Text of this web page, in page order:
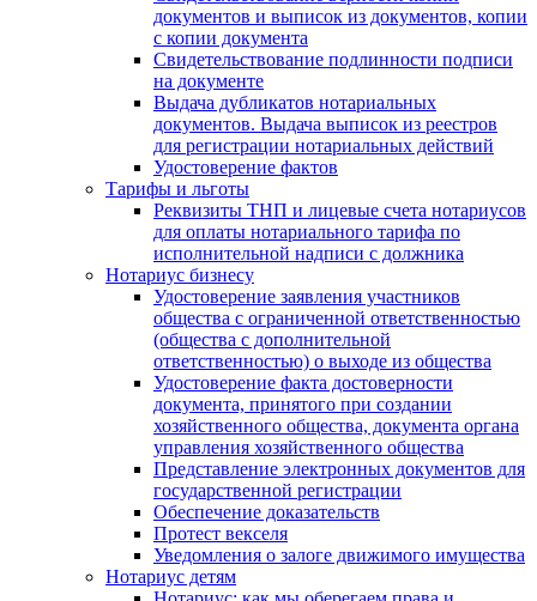
документов и выписок из документов, копии
с копии документа
Свидетельствование подлинности подписи
на документе
Выдача дубликатов нотариальных
документов. Выдача выписок из реестров
для регистрации нотариальных действий
Удостоверение фактов
Тарифы и льготы
Реквизиты ТНП и лицевые счета нотариусов
для оплаты нотариального тарифа по
исполнительной надписи с должника
Нотариус бизнесу
Удостоверение заявления участников
общества с ограниченной ответственностью
(общества с дополнительной
ответственностью) о выходе из общества
Удостоверение факта достоверности
документа, принятого при создании
хозяйственного общества, документа органа
управления хозяйственного общества
Представление электронных документов для
государственной регистрации
Обеспечение доказательств
Протест векселя
Уведомления о залоге движимого имущества
Нотариус детям